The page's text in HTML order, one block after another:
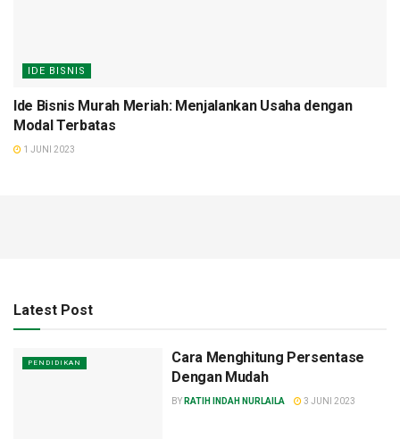
IDE BISNIS
Ide Bisnis Murah Meriah: Menjalankan Usaha dengan
Modal Terbatas
1 JUNI 2023
Latest Post
PENDIDIKAN
Cara Menghitung Persentase
Dengan Mudah
BY RATIH INDAH NURLAILA 3 JUNI 2023